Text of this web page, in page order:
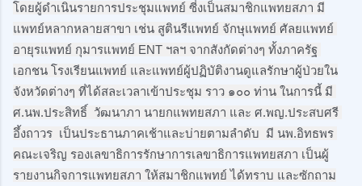
โดยผู้ดำเนินรายการประชุมแพทย์ ซี่งเป็นสมาชิกแพทยสภา มี
แพทย์หลากหลายสาขา เช่น สูตินรีแพทย์ จักษุแพทย์ ศัลยแพทย์
อายุรแพทย์ กุมารแพทย์ ENT ฯลฯ จากสังกัดต่างๆ ทั้งภาครัฐ
เอกชน โรงเรียนแพทย์ และแพทย์ผู้ปฏิบัติงานดูแลรักษาผู้ป่วยใน
จังหวัดต่างๆ ที่ได้สละเวลาเข้าประชุม ราว ๑๐๐ ท่าน ในการนี้ มี
ศ.นพ.ประสิทธิ์  วัฒนาภา นายกแพทยสภา และ ศ.พญ.ประสบศรี
อึ้งถาวร  เป็นประธานภาคเช้าและบ่ายตามลำดับ  มี นพ.อิทธพร
คณะเจริญ รองเลขาธิการรักษาการเลขาธิการแพทยสภา เป็นผู้
รายงานกิจการแพทยสภา ให้สมาชิกแพทย์ ได้ทราบ และซักถาม